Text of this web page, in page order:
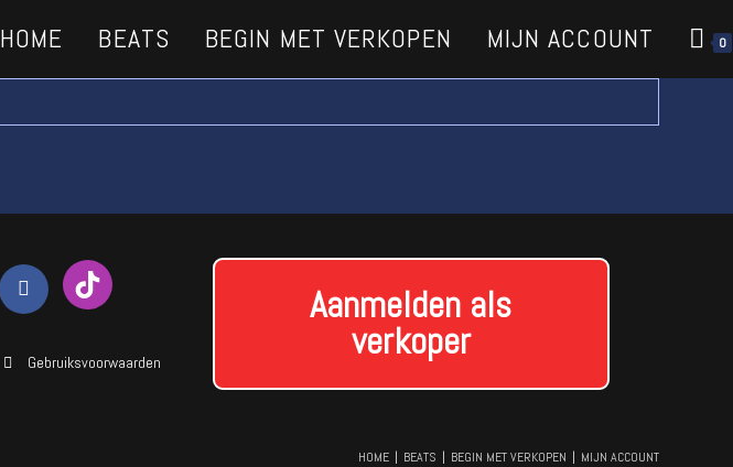
HOME BEATS BEGIN MET VERKOPEN MIJN ACCOUNT 0
Gebruiksvoorwaarden
Aanmelden als
verkoper
HOME BEATS BEGIN MET VERKOPEN MIJN ACCOUNT